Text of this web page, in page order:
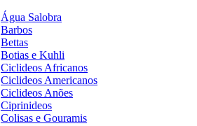
Água Salobra
Barbos
Bettas
Botias e Kuhli
Ciclideos Africanos
Ciclideos Americanos
Ciclideos Anões
Ciprinideos
Colisas e Gouramis